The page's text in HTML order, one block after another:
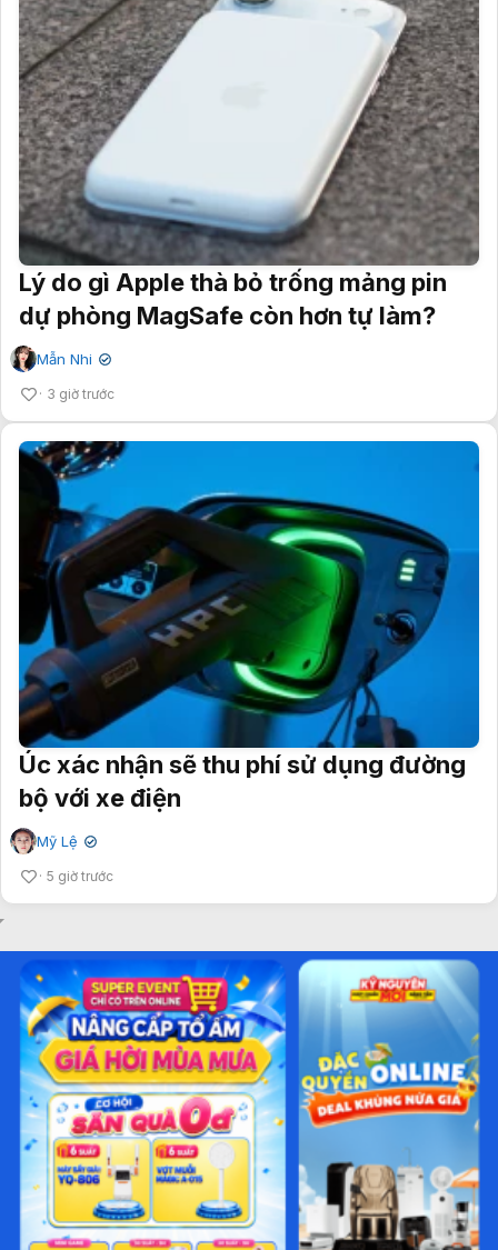
Lý do gì Apple thà bỏ trống mảng pin
dự phòng MagSafe còn hơn tự làm?
Mẫn Nhi ✔
3 giờ trước
Úc xác nhận sẽ thu phí sử dụng đường
bộ với xe điện
Mỹ Lệ ✔
5 giờ trước